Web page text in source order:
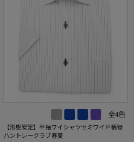
全4色
【形態安定】半袖ワイシャツセミワイド柄物
ハントレークラブ春夏